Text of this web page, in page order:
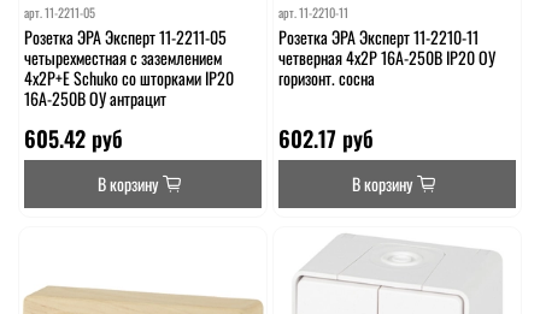
арт.11-2211-05
Розетка ЭРА Эксперт 11-2211-05
четырехместная с заземлением
4х2P+E Schuko со шторками IP20
16A-250В ОУ антрацит
605.42 руб
В корзину
арт. 11-2210-11
Розетка ЭРА Эксперт 11-2210-11
четверная 4х2P 16A-250В IP20 ОУ
горизонт. сосна
602.17 руб
В корзину